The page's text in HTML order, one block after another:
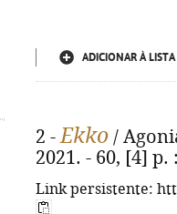
ADICIONAR À LISTA
2 -Ekko /
2021. - 60, [4] p.
Link persistente: